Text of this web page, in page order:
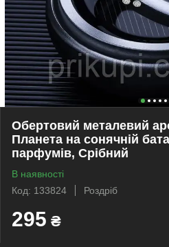
Обертовий металевий
Планета на сонячній
парфумів, Срібний
В наявності
Код: 133824
Роздріб
295 ₴